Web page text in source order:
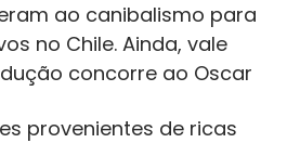
ao canibalismo para
no Chile. Ainda, vale
concorre ao Oscar
provenientes de ricas